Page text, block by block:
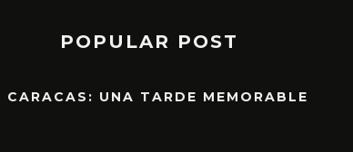
POPULAR POST
CARACAS: UNA TARDE MEMORABLE